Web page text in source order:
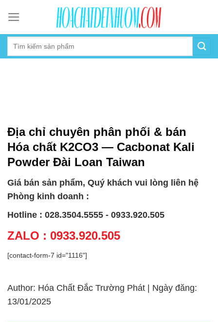
content
Địa chỉ chuyên phân phối & bán
Hóa chất K2CO3 — Cacbonat Kali
Powder Đài Loan Taiwan
Giá bán sản phẩm, Quý khách vui lòng liên hệ
Phòng kinh doanh :
Hotline : 028.3504.5555 - 0933.920.505
ZALO : 0933.920.505
[contact-form-7 id="1116"]
Author: Hóa Chất Đắc Trường Phát | Ngày đăng:
13/01/2025